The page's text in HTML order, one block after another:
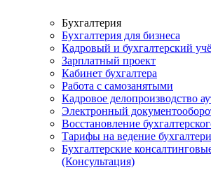
Бухгалтерия
Бухгалтерия для бизнеса
Кадровый и бухгалтерский
Зарплатный проект
Кабинет бухгалтера
Работа с самозанятыми
Кадровое делопроизводство
Электронный
Восстановление
Тарифы на ведение
Бухгалтерские
(Консультация)